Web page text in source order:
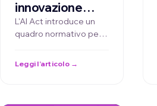
innovazione
responsabile
con
Artificiale
L'AI Act introduce un
quadro normativo per
sintetici rappresentano
Leggi l’articolo →